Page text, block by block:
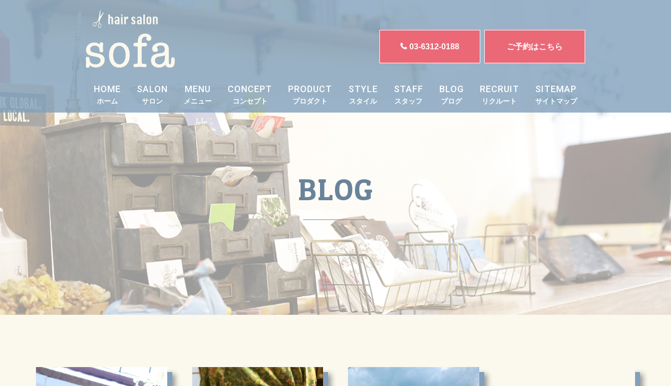
03-6312-0188 ご予約はこちら
HOME
ホーム
SALON
サロン
MENU
メニュー
CONCEPT
コンセプト
PRODUCT
プロダクト
STYLE
スタイル
STAFF
スタッフ
BLOG
ブログ
RECRUIT
リクルート
SITEMAP
サイトマップ
BLOG